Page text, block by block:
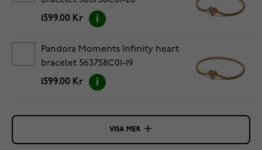
1599.00 Kr
Pandora Moments Infinity heart
bracelet 563758C01-19
1599.00 Kr
VISA MER